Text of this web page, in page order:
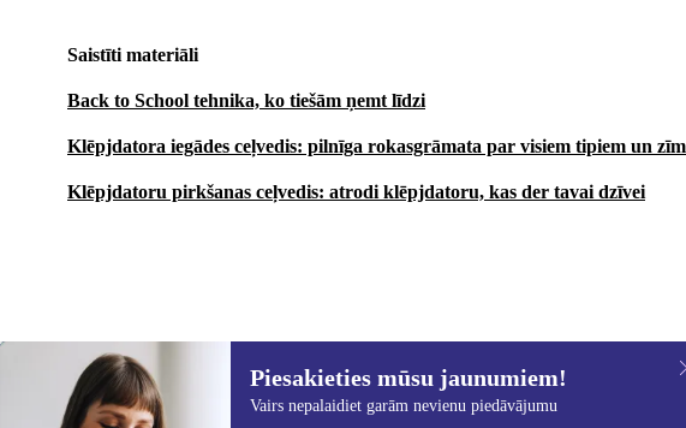
Saistīti materiāli
Back to School tehnika, ko tiešām ņemt līdzi
Klēpjdatora iegādes ceļvedis: pilnīga rokasgrāmata par visiem tipiem un
Klēpjdatoru pirkšanas ceļvedis: atrodi klēpjdatoru, kas der tavai dzīvei
414,00 € Piesakieties mūsu jaunumiem!
Vairs nepalaidiet garām nevienu piedāvājumu
Piesakieties mūsu jaunumu